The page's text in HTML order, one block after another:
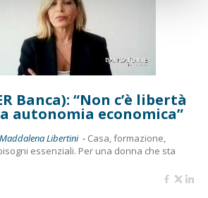
Banca): “Non c’è libertà
autonomia economica”
Libertini - Casa, formazione,
essenziali. Per una donna che sta